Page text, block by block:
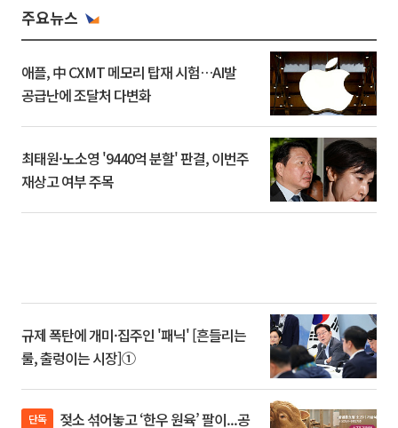
주요뉴스
애플, 中 CXMT 메모리 탑재 시험…AI발
공급난에 조달처 다변화
최태원·노소영 '9440억 분할' 판결, 이번주
재상고 여부 주목
규제 폭탄에 개미·집주인 '패닉' [흔들리는
룰, 출렁이는 시장]①
단독